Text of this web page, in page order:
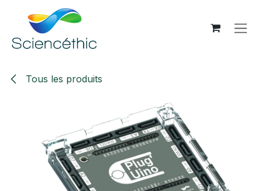
Se rendre au contenu
Tous les produits